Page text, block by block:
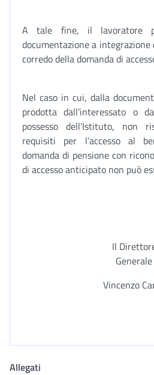
A tale fine, il lavoratore
documentazione a
corredo della domanda di
Nel caso in cui, dalla
prodotta dall’interessato o
possesso dell’Istituto, non
requisiti per l’accesso al
domanda di pensione con
di accesso anticipato non può
Il
Generale
Vincenzo
Allegati